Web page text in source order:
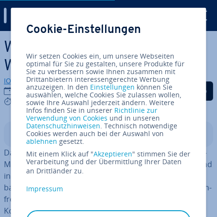
Zum Haupt­in­halt springen
WordPress kostenlos nutzen:
Welche Optionen gibt es?
IONOS Redaktion
30.07.2025
7 mins
Auf Facebook teilen
Auf Twitter teilen
Auf LinkedIn
In­halts­ver­zeich­nis
Da er quell­of­fen ist, ist der Code des beliebten Content-
Ma­nage­ment-Systems WordPress kostenlos nutzbar und
in­di­vi­du­ell ver­än­der­bar. Auch andere Optionen wie die
bau­kas­ten­ähn­li­che Variante wordpress.com sind kos­ten­
frei nutzbar – wenn auch mit Ein­schrän­kun­gen. Welche
Kosten prin­zi­pi­ell rund um eine WordPress-Website
Cookie-Einstellungen
Wir setzen Cookies ein, um unsere Webseiten
optimal für Sie zu gestalten, unsere Produkte für
Sie zu verbessern sowie Ihnen zusammen mit
Drittanbietern interessengerechte Werbung
anzuzeigen. In den Einstellungen können Sie
auswählen, welche Cookies Sie zulassen wollen,
sowie Ihre Auswahl jederzeit ändern. Weitere
Infos finden Sie in unserer Richtlinie zur
Verwendung von Cookies und in unseren
Datenschutzhinweisen. Technisch notwendige
Cookies werden auch bei der Auswahl von
ablehnen gesetzt.
Mit einem Klick auf "Akzeptieren" stimmen Sie der
Verarbeitung und der Übermittlung Ihrer Daten
an Drittländer zu.
Impressum